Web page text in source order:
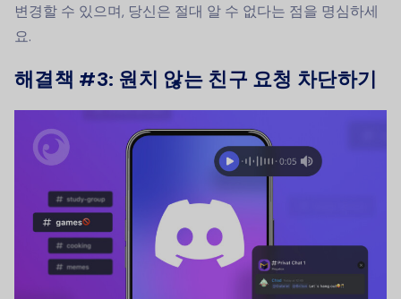
변경할 수 있으며, 당신은 절대 알 수 없다는 점을 명심하세
요.
해결책 #3: 원치 않는 친구 요청 차단하기